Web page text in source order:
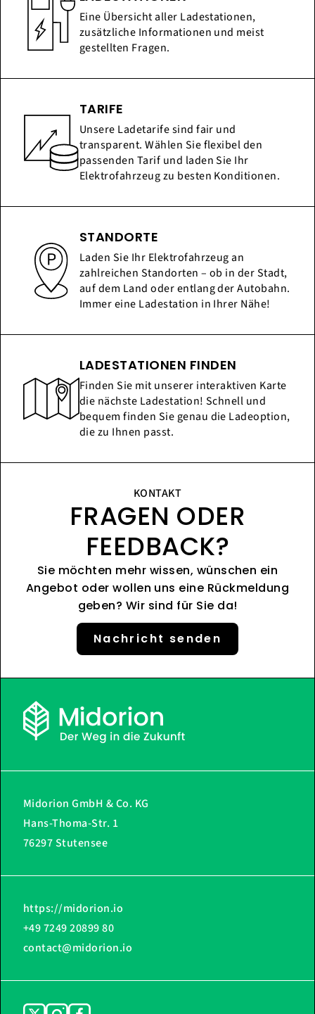
Eine Übersicht aller Ladestationen,
zusätzliche Informationen und meist
gestellten Fragen.
TARIFE
Unsere Ladetarife sind fair und
transparent. Wählen Sie flexibel den
passenden Tarif und laden Sie Ihr
Elektrofahrzeug zu besten Konditionen.
STANDORTE
Laden Sie Ihr Elektrofahrzeug an
zahlreichen Standorten – ob in der Stadt,
auf dem Land oder entlang der Autobahn.
Immer eine Ladestation in Ihrer Nähe!
LADESTATIONEN FINDEN
Finden Sie mit unserer interaktiven Karte
die nächste Ladestation! Schnell und
bequem finden Sie genau die Ladeoption,
die zu Ihnen passt.
KONTAKT
FRAGEN ODER
FEEDBACK?
Sie möchten mehr wissen, wünschen ein
Angebot oder wollen uns eine Rückmeldung
geben? Wir sind für Sie da!
Nachricht senden
Midorion GmbH & Co. KG
Hans-Thoma-Str. 1
76297 Stutensee
https://midorion.io
+49 7249 20899 80
contact@midorion.io